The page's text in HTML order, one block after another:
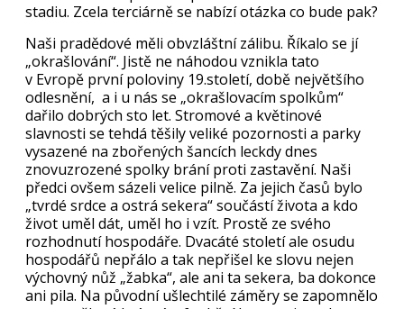
stadiu. Zcela terciárně se nabízí otázka co bude pak?
Naši pradědové měli obvzláštní zálibu. Říkalo se jí
„okrašlování“. Jistě ne náhodou vznikla tato
v Evropě první poloviny 19.století, době největšího
odlesnění, a i u nás se „okrašlovacím spolkům“
dařilo dobrých sto let. Stromové a květinové
slavnosti se tehdá těšily veliké pozornosti a parky
vysazené na zbořených šancích leckdy dnes
znovuzrozené spolky brání proti zastavění. Naši
předci ovšem sázeli velice pilně. Za jejich časů bylo
„tvrdé srdce a ostrá sekera“ součástí života a kdo
život uměl dát, uměl ho i vzít. Prostě ze svého
rozhodnutí hospodáře. Dvacáté století ale osudu
hospodářů nepřálo a tak nepřišel ke slovu nejen
výchovný nůž „žabka“, ale ani ta sekera, ba dokonce
ani pila. Na původní ušlechtilé záměry se zapomnělo